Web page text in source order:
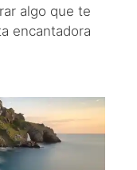
algo que te
encantadora